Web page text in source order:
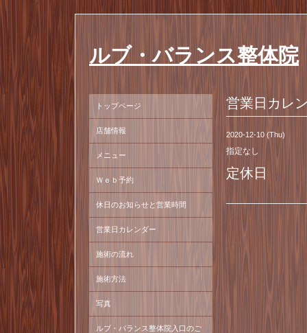
ルブ・バランス整体院
営業日カレ
2020-12-10 (Thu)
指定なし
定休日
トップページ
店舗情報
メニュー
Ｗｅｂ予約
休日のお知らせと営業時間
営業日カレンダー
施術の流れ
施術方法
写真
ルブ・バランス整体院入口のご